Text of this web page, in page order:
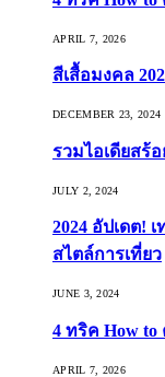
APRIL 7, 2026
สีเสื้อมงคล
DECEMBER 23, 2024
รวมไอเดียสร้
JULY 2, 2024
2024 อัปเดต!
สไตล์การเที่ยว
JUNE 3, 2024
4 ทริค How to
APRIL 7, 2026